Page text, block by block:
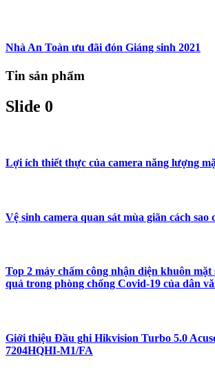
Nhà An Toàn ưu đãi đón Giáng sinh 2021
Tin sản phẩm
Slide 0
Lợi ích thiết thực của camera năng lượng
Vệ sinh camera quan sát mùa giãn cách sao
Top 2 máy chấm công nhận diện khuôn mặt
quả trong phòng chống Covid-19 của dân
Giới thiệu Đầu ghi Hikvision Turbo 5.0
7204HQHI-M1/FA